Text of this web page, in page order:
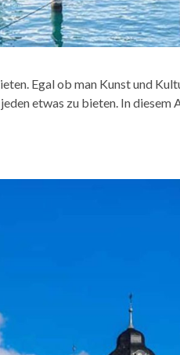
Egal ob man Kunst und
etwas zu bieten. In diesem